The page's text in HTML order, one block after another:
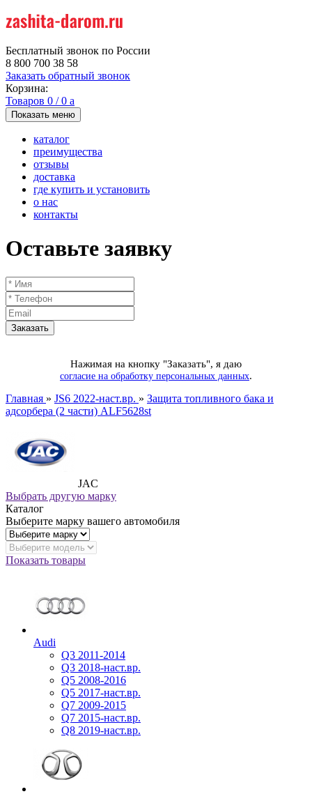
Бесплатный звонок по России
8 800 700 38 58
Заказать обратный звонок
Корзина:
Товаров 0 /0 a
Показать меню
каталог
преимущества
отзывы
доставка
где купить и установить
о нас
контакты
Оставьте заявку
Нажимая на кнопку "Заказать", я даю
согласие на обработку персональных данных.
Главная » JS6 2022-наст.вр. » Защита топливного бака и
адсорбера (2 части) ALF5628st
JAC
Выбрать другую марку
Каталог
Выберите марку вашего автомобиля
Показать товары
Audi
Q3 2011-2014
Q3 2018-наст.вр.
Q5 2008-2016
Q5 2017-наст.вр.
Q7 2009-2015
Q7 2015-наст.вр.
Q8 2019-наст.вр.